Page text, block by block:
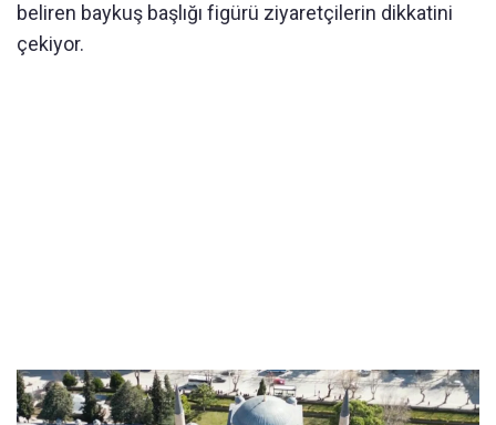
beliren baykuş başlığı figürü ziyaretçilerin dikkatini
çekiyor.